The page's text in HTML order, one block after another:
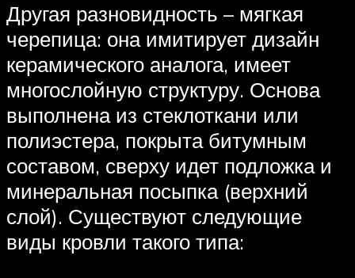
Другая разновидность – мягкая
черепица: она имитирует дизайн
керамического аналога, имеет
многослойную структуру. Основа
выполнена из стеклоткани или
полиэстера, покрыта битумным
составом, сверху идет подложка и
минеральная посыпка (верхний
слой). Существуют следующие
виды кровли такого типа: